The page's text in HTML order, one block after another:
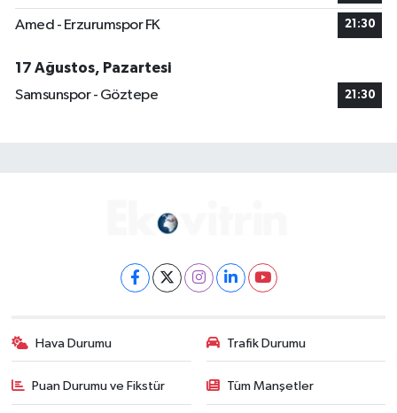
Amed - Erzurumspor FK 21:30
17 Ağustos, Pazartesi
Samsunspor - Göztepe
21:30
Hava Durumu Trafik Durumu
Puan Durumu ve Fikstür Tüm Manşetler